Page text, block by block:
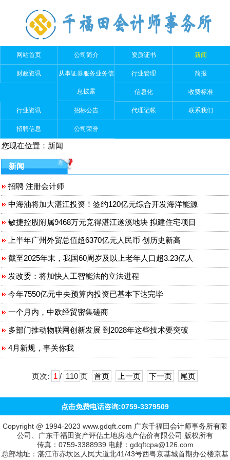
网站首页 公司简介 资质证书 新闻
财政资讯 从事证券服务业务信
息披露
行业管理 简报
信息化 收费标准
行业资讯 招标公告 代理记帐 联系我们
招聘信息 公司荣誉
您现在位置： 新闻
新闻
招聘 注册会计师
中海油将加大湛江投资！签约120亿元综合开发海洋能源
敏捷控股附属9468万元竞得湛江遂溪地块 拟建住宅项目
上半年广州外贸总值超6370亿元人民币 创历史新高
截至2025年末，我国60周岁及以上老年人口超3.23亿人
发改委：将加快人工智能法的立法进程
今年7550亿元中央预算内投资已基本下达完毕
一个月内，中欧经贸密集磋商
多部门推动物联网创新发展 到2028年这些技术要突破
4月新规，事关你我
页次: 1 / 110 页 首页 上一页 下一页 尾页
点击免费电话咨询:0759-3379509
Copyright @ 1994-2023 www.gdqft.com 广东千福田会计师事务所有限
公司、广东千福田资产评估土地房地产估价有限公司 版权所有
传真：0759-3388939 电邮：gdqftcpa@126.com
总部地址：湛江市赤坎区人民大道北41/43号西粤京基城首期办公楼京基